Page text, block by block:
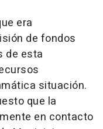
era
de fondos
de esta
situación.
que la
en contacto